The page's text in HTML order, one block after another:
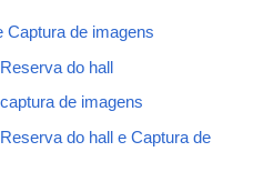
Captura de imagens
do hall
de imagens
do hall e Captura de